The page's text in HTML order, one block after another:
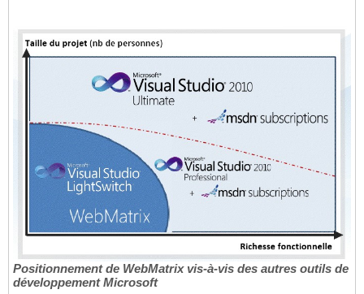
Positionnement de WebMatrix vis-à-vis des autres outils de
développement Microsoft